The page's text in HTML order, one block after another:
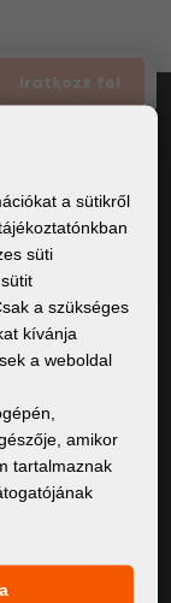
Iratkozz fel
feltételei
a sütikről
süti
a szükséges
kívánja
a weboldal
amikor
tartalmaznak